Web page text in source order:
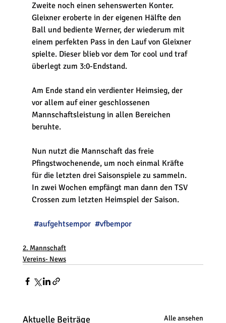
Zweite noch einen sehenswerten Konter.
Gleixner eroberte in der eigenen Hälfte den
Ball und bediente Werner, der wiederum mit
einem perfekten Pass in den Lauf von Gleixner
spielte. Dieser blieb vor dem Tor cool und traf
überlegt zum 3:0-Endstand.
Am Ende stand ein verdienter Heimsieg, der
vor allem auf einer geschlossenen
Mannschaftsleistung in allen Bereichen
beruhte.
Nun nutzt die Mannschaft das freie
Pfingstwochenende, um noch einmal Kräfte
für die letzten drei Saisonspiele zu sammeln.
In zwei Wochen empfängt man dann den TSV
Crossen zum letzten Heimspiel der Saison.
#aufgehtsempor #vfbempor
2. Mannschaft
Vereins- News
Aktuelle Beiträge Alle ansehen